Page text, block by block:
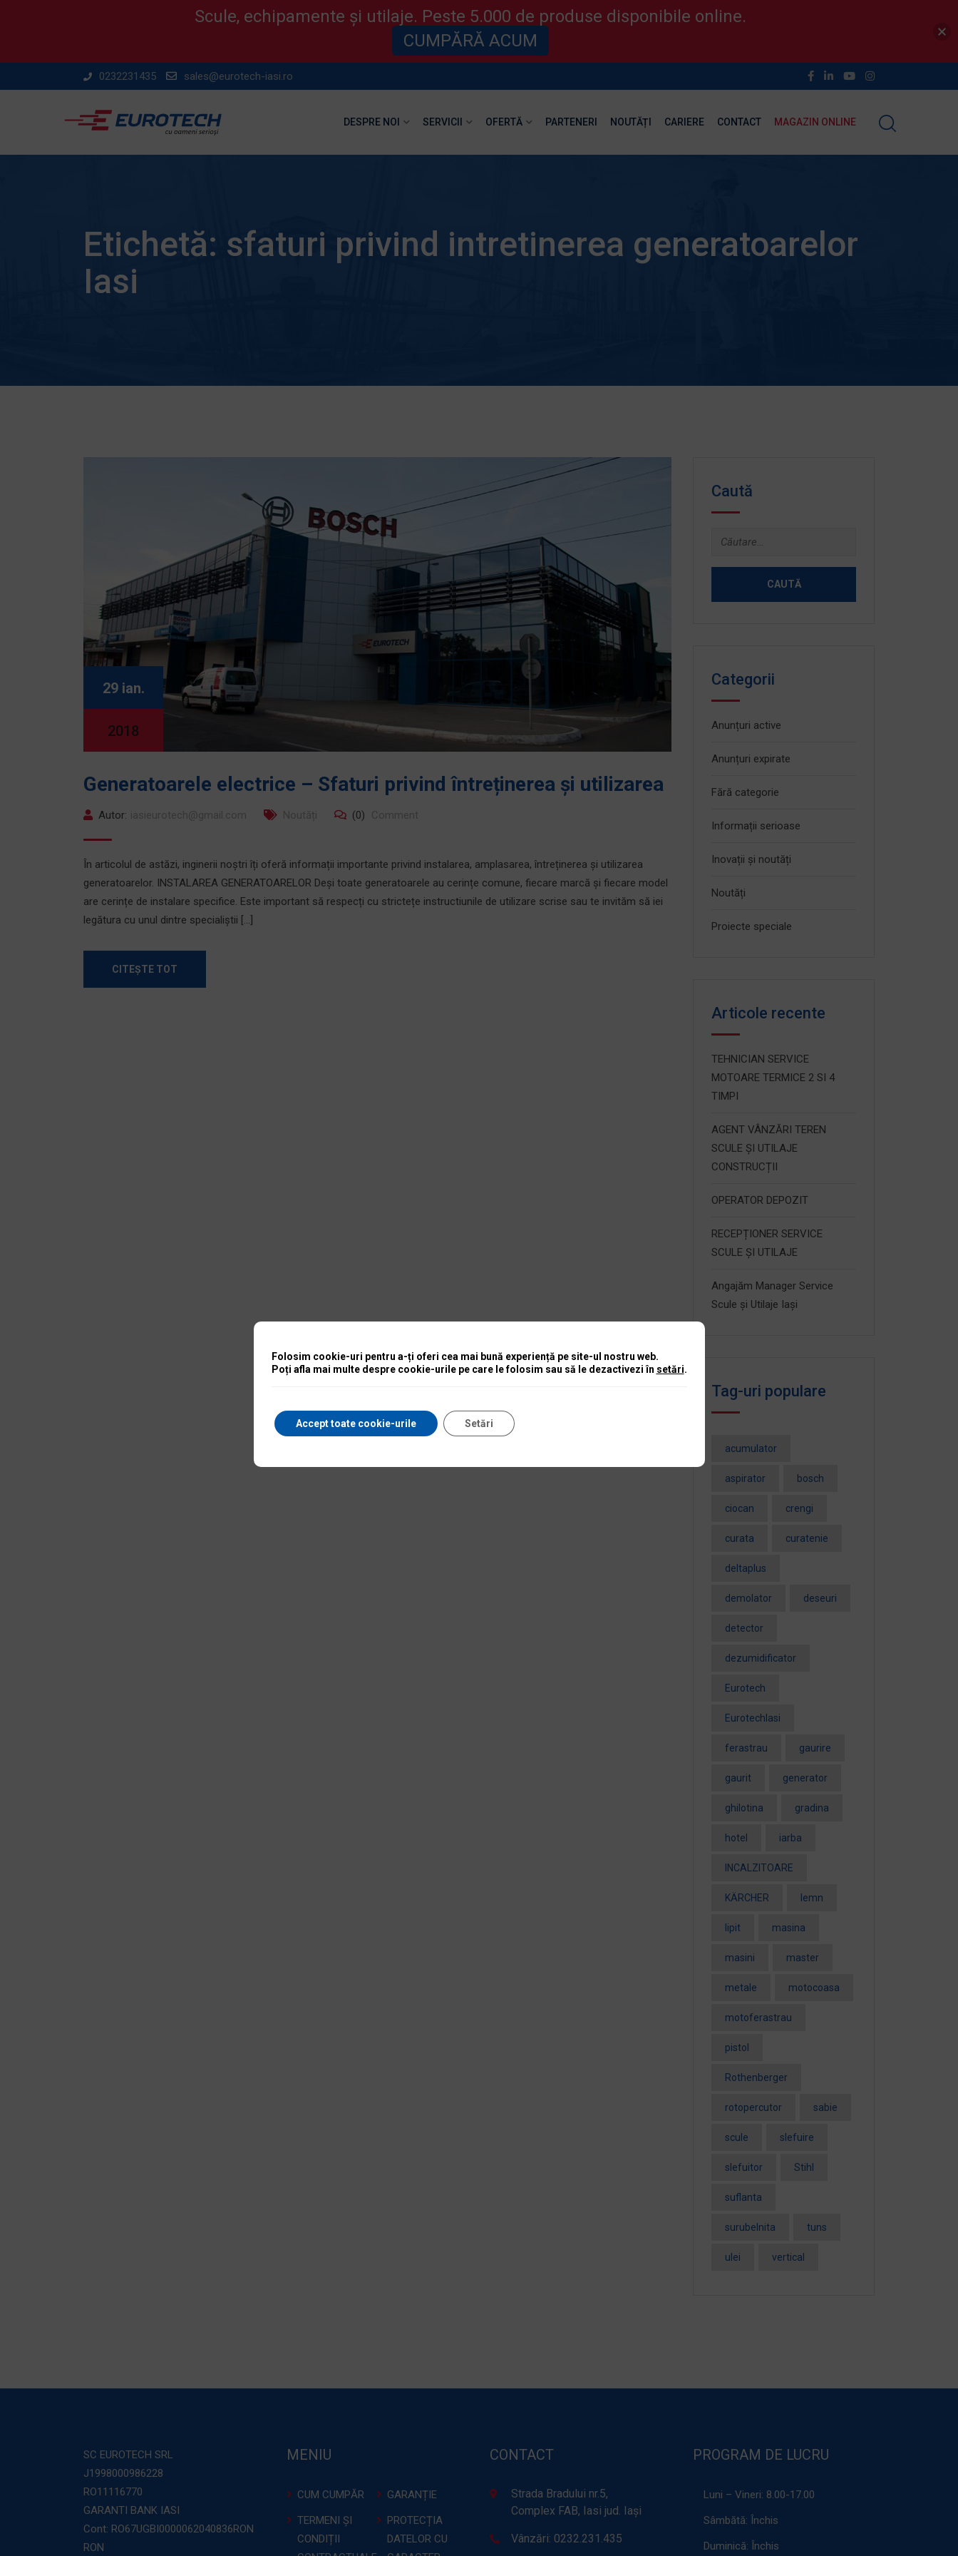
to
0232231435 sales@eurotech-iasi.ro
DESPRE NOI SERVICII OFERTĂ PARTENERI NOUTĂȚI CARIERE CONTACT MAGAZIN ONLINE
Etichetă: sfaturi privind intretinerea generatoarelor
Iasi
29 ian.
2018
Generatoarele electrice – Sfaturi privind întreținerea și utilizarea
Autor: (0)
În articolul de astăzi, inginerii noștri îți oferă informații importante privind instalarea, amplasarea, întreținerea și utilizarea
generatoarelor. INSTALAREA GENERATOARELOR Deși toate generatoarele au cerințe comune, fiecare marcă și fiecare model
are cerințe de instalare specifice. Este important să respecți cu strictețe instructiunile de utilizare scrise sau te invităm să iei
legătura cu unul dintre specialiștii […]
CITEȘTE TOT
Caută
Caută
Categorii
Anunțuri active
Anunțuri expirate
Fără categorie
Informații serioase
Inovații și noutăți
Noutăți
Proiecte speciale
Articole recente
TEHNICIAN SERVICE
MOTOARE TERMICE 2 SI 4
TIMPI
AGENT VÂNZĂRI TEREN
SCULE ȘI UTILAJE
CONSTRUCȚII
OPERATOR DEPOZIT
RECEPȚIONER SERVICE
SCULE ȘI UTILAJE
Angajăm Manager Service
Scule și Utilaje Iași
Tag-uri populare
acumulator
aspirator bosch
ciocan crengi
curata curatenie
deltaplus
demolator deseuri
detector
dezumidificator
Eurotech
EurotechIasi
ferastrau gaurire
gaurit generator
ghilotina gradina
hotel iarba
INCALZITOARE
KÄRCHER lemn
lipit masina
masini master
metale motocoasa
motoferastrau
pistol
Rothenberger
rotopercutor sabie
scule slefuire
slefuitor Stihl
suflanta
surubelnita tuns
ulei vertical
SC EUROTECH SRL
J1998000986228
RO11116770
GARANTI BANK IASI
Cont: RO67UGBI0000062040836RON
RON
MENIU
CUM CUMPĂR
GARANȚIE
TERMENI ȘI
CONDIȚII
PROTECȚIA
DATELOR CU
CONTACT
Strada Bradului nr.5,
Complex FAB, Iasi jud. Iași
Vânzări: 0232.231.435
PROGRAM DE LUCRU
Luni – Vineri: 8.00-17.00
Sâmbătă: Închis
Duminică: Închis
Scule, echipamente și utilaje. Peste 5.000 de produse disponibile online.
CUMPĂRĂ ACUM
Folosim cookie-uri pentru a-ți oferi cea mai bună experiență pe site-ul nostru web.
Poți afla mai multe despre cookie-urile pe care le folosim sau să le dezactivezi în setări.
Accept toate cookie-urile Setări